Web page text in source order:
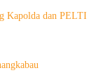
Kapolda dan PELTI